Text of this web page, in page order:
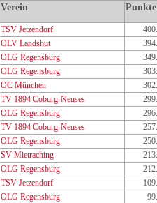
Verein Punkte
TSV Jetzendorf
OLV Landshut
OLG Regensburg
OLG Regensburg
OC München
TV 1894 Coburg-Neuses
OLG Regensburg
TV 1894 Coburg-Neuses
OLG Regensburg
SV Mietraching
OLG Regensburg
TSV Jetzendorf
OLG Regensburg